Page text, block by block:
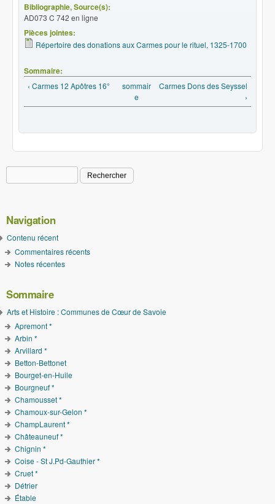
Bibliographie, Source(s):
AD073 C 742 en ligne
Pièces jointes:
Répertoire des donations aux Carmes pour le rituel, 1325-1700
Sommaire:
‹ Carmes 12 Apôtres 16°
sommair
e
Carmes Dons des Seyssel
›
Formulaire de recherche
Navigation
Contenu récent
Commentaires récents
Notes récentes
Sommaire
Arts et Histoire : Communes de Cœur de Savoie
Apremont *
Arbin *
Arvillard *
Betton-Bettonet
Bourget-en-Huile
Bourgneuf *
Chamousset *
Chamoux-sur-Gelon *
ChampLaurent *
Châteauneuf *
Chignin *
Coise - St J.Pd-Gauthier *
Cruet *
Détrier
Étable